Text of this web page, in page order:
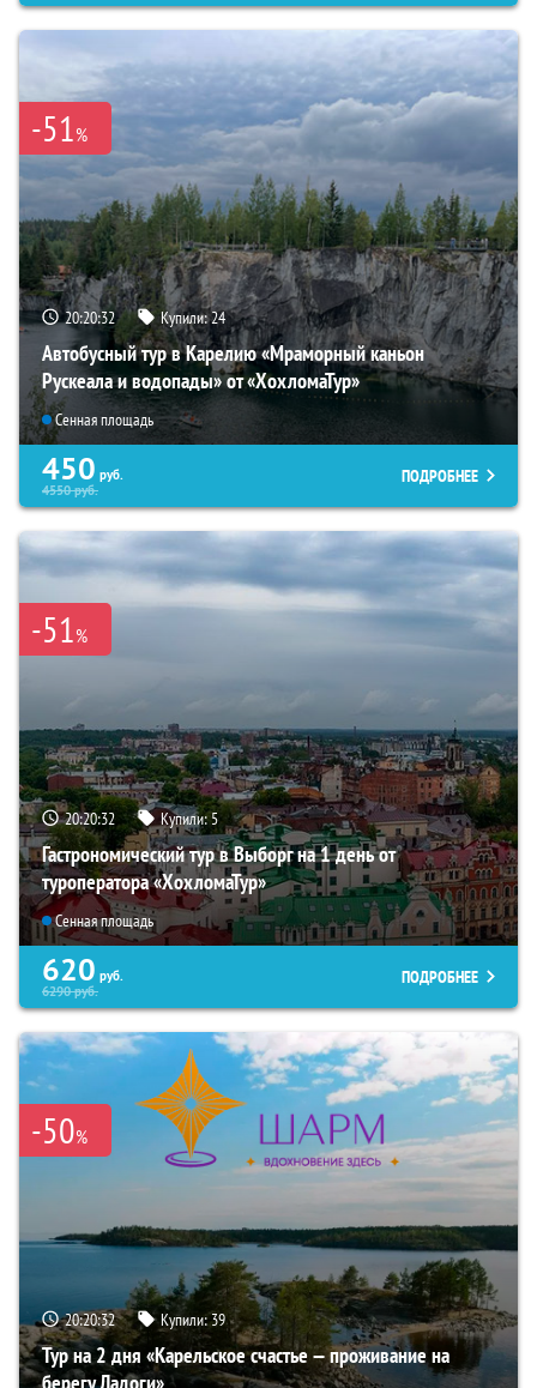
-51%
20:20:31 Купили:24
Автобусный тур в Карелию «Мраморный каньон
Рускеала и водопады» от «ХохломаТур»
Сенная площадь
450 руб.
4550руб.
ПОДРОБНЕЕ
-51%
20:20:31 Купили:5
Гастрономический тур в Выборг на 1 день от
туроператора «ХохломаТур»
Сенная площадь
620 руб.
6290руб.
ПОДРОБНЕЕ
-50%
20:20:31 Купили:39
Тур на 2 дня «Карельское счастье — проживание на